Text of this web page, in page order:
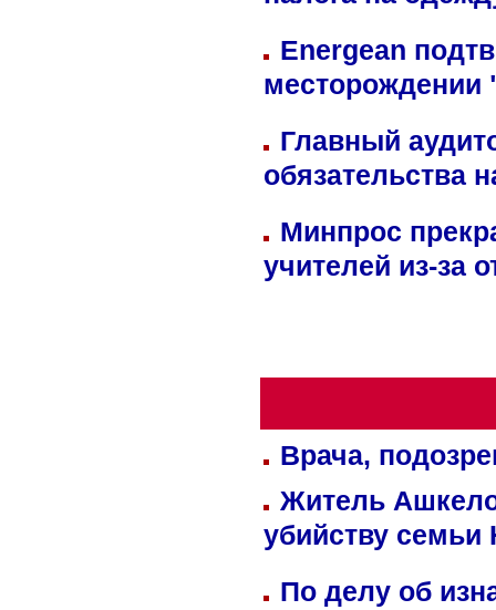
Energean
Главный
обязательства
Минпрос
учителей из-за
Врача,
Житель
убийству семьи
По делу об